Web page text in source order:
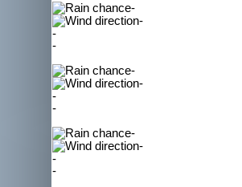
-
-
-
-
-
-
-
-
-
-
-
-